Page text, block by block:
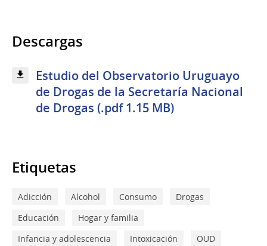
Descargas
Estudio del Observatorio Uruguayo
de Drogas de la Secretaría Nacional
de Drogas (.pdf 1.15 MB)
Etiquetas
Adicción Alcohol Consumo
Drogas
Educación
Hogar y familia
Infancia y adolescencia
Intoxicación
OUD